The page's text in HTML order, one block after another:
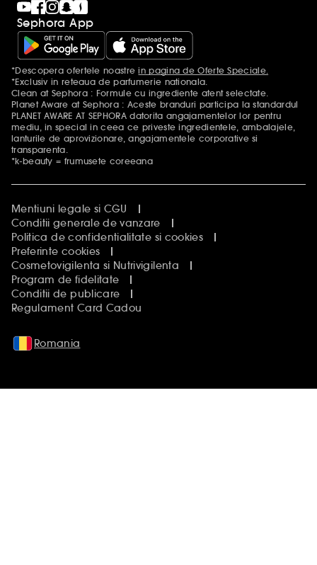
Sephora App
Mentiuni aditionale
*Descopera ofertele noastrein pagina de Oferte Speciale.
*Exclusiv in reteaua de parfumerie nationala.
Clean at Sephora : Formule cu ingrediente atent selectate.
Planet Aware at Sephora : Aceste branduri participa la standardul
PLANET AWARE AT SEPHORA datorita angajamentelor lor pentru
mediu, in special in ceea ce priveste ingredientele, ambalajele,
lanturile de aprovizionare, angajamentele corporative si
transparenta.
*k-beauty = frumusete coreeana
Mentiuni legale si CGU
Conditii generale de vanzare
Politica de confidentialitate si cookies
Preferinte cookies
Cosmetovigilenta si Nutrivigilenta
Program de fidelitate
Conditii de publicare
Regulament Card Cadou
Romania